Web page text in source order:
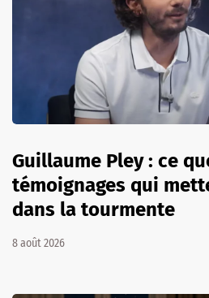
Guillaume Pley : ce
témoignages qui
dans la tourmente
8 août 2026